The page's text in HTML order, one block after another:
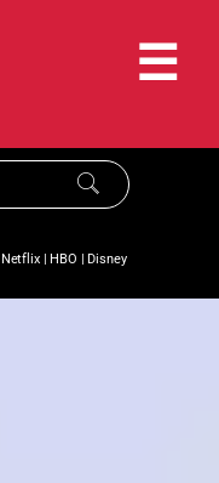
☰
Netflix|HBO |Disney